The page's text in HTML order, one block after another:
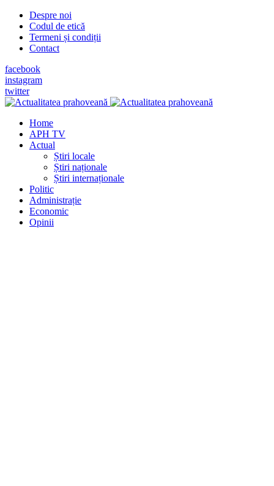
Despre noi
Codul de etică
Termeni și condiții
Contact
facebook
instagram
twitter
Home
APH TV
Actual
Știri locale
Știri naționale
Știri internaționale
Politic
Administrație
Economic
Opinii